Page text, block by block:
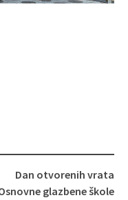
Dan otvorenih vrata
glazbene škole